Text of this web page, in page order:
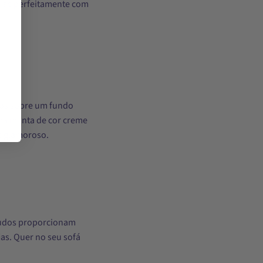
perfeitamente com
sobre um fundo
manta de cor creme
glamoroso.
proporcionam
Quer no seu sofá